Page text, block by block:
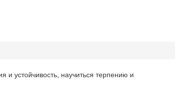
и устойчивость, научиться терпению и